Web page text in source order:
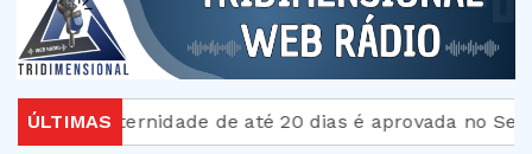
ÚLTIMAS
Licença-paternidade de até 20 dias é aprovada no